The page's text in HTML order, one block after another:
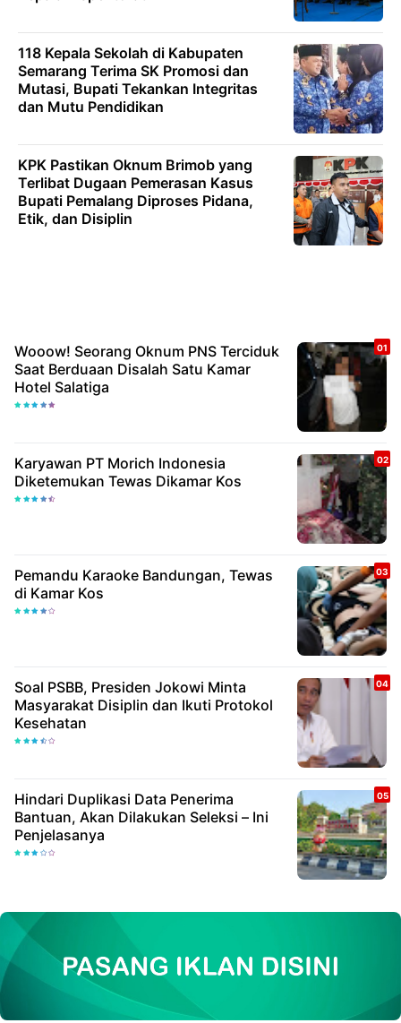
118 Kepala Sekolah di Kabupaten
Semarang Terima SK Promosi dan
Mutasi, Bupati Tekankan Integritas
dan Mutu Pendidikan
KPK Pastikan Oknum Brimob yang
Terlibat Dugaan Pemerasan Kasus
Bupati Pemalang Diproses Pidana,
Etik, dan Disiplin
Wooow! Seorang Oknum PNS Terciduk
Saat Berduaan Disalah Satu Kamar
Hotel Salatiga
Karyawan PT Morich Indonesia
Diketemukan Tewas Dikamar Kos
Pemandu Karaoke Bandungan, Tewas
di Kamar Kos
Soal PSBB, Presiden Jokowi Minta
Masyarakat Disiplin dan Ikuti Protokol
Kesehatan
Hindari Duplikasi Data Penerima
Bantuan, Akan Dilakukan Seleksi – Ini
Penjelasanya